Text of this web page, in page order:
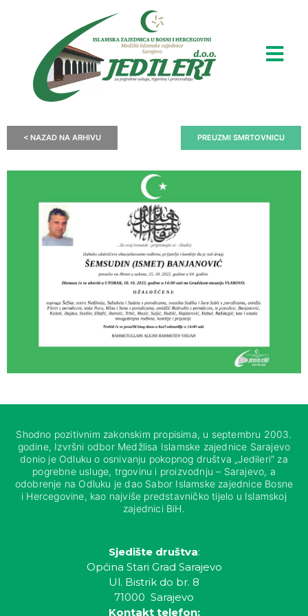
< NAZAD NA ARHIVU PREUZMI SMRTOVNICU
Shodno pozitivnim zakonskim propisima, u septembru 2003.
godine, Izvršni odbor Medžlisa Islamske zajednice Sarajevo
donio je Odluku o osnivanju pokopnog društva „Jedileri“ za
pogrebne usluge, trgovinu i proizvodnju – Sarajevo, a
odobrenje na Odluku je dao Sabor Islamske zajednice Bosne
i Hercegovine, kao najviše predstavničko tijelo u Islamskoj
zajednici BiH.
Sjedište društva:
Općina Stari Grad Sarajevo
Ul. Bistrik do br. 8
71000 Sarajevo
Kontakt telefon: